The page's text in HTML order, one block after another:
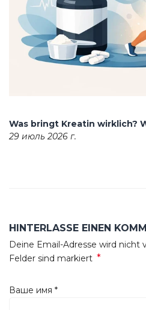
Was bringt Kreatin wirklich?
29 июль 2026 г.
HINTERLASSE EINEN
Deine Email-Adresse wird nicht
Felder sind markiert *
Ваше имя *